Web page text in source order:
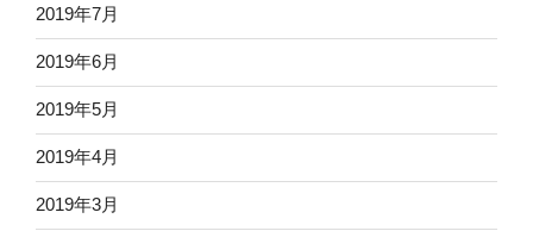
2019年7月
2019年6月
2019年5月
2019年4月
2019年3月